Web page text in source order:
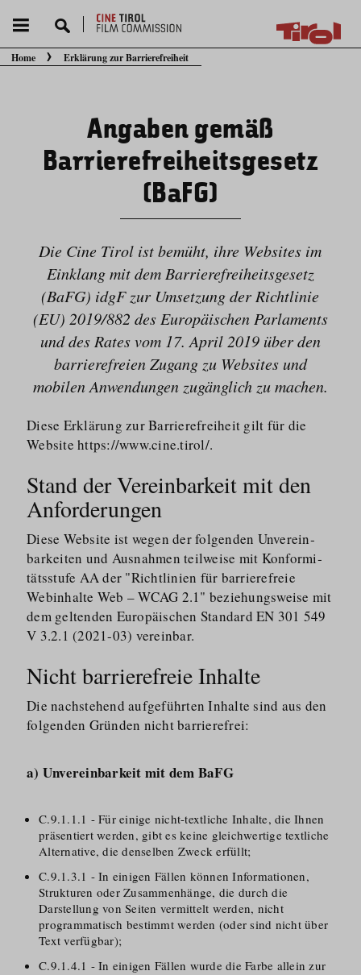
Sie befinden sich hier:
Home Erklärung zur Barrierefreiheit
Angaben gemäß
Barrierefreiheitsgesetz
(BaFG)
Die Cine Tirol ist bemüht, ihre Websites im
Einklang mit dem Barriere­frei­heitsgesetz
(BaFG) idgF zur Umsetzung der Richtlinie
(EU) 2019/​882 des Europäischen Parlaments
und des Rates vom 17. April 2019 über den
barrierefreien Zugang zu Websites und
mobilen Anwendungen zugänglich zu machen.
Diese Erklärung zur Barriere­freiheit gilt für die
Website https://​www.cine.tirol/.
Stand der Vereinbarkeit mit den
Anforderungen
Diese Website ist wegen der folgenden Unverein­
barkeiten und Ausnahmen teilweise mit Konformi­
tätsstufe AA der "Richtlinien für barrierefreie
Webinhalte Web – WCAG 2.1" beziehungsweise mit
dem geltenden Europäischen Standard EN 301 549
V 3.2.1 (2021-03) vereinbar.
Nicht barrierefreie Inhalte
Die nachstehend aufgeführten Inhalte sind aus den
folgenden Gründen nicht barrierefrei:
a) Unvereinbarkeit mit dem BaFG
C.9.1.1.1 - Für einige nicht-textliche Inhalte, die Ihnen
präsentiert werden, gibt es keine gleichwertige textliche
Alternative, die denselben Zweck erfüllt;
C.9.1.3.1 - In einigen Fällen können Informationen,
Strukturen oder Zusammenhänge, die durch die
Darstellung von Seiten vermittelt werden, nicht
programmatisch bestimmt werden (oder sind nicht über
Text verfügbar);
C.9.1.4.1 - In einigen Fällen wurde die Farbe allein zur